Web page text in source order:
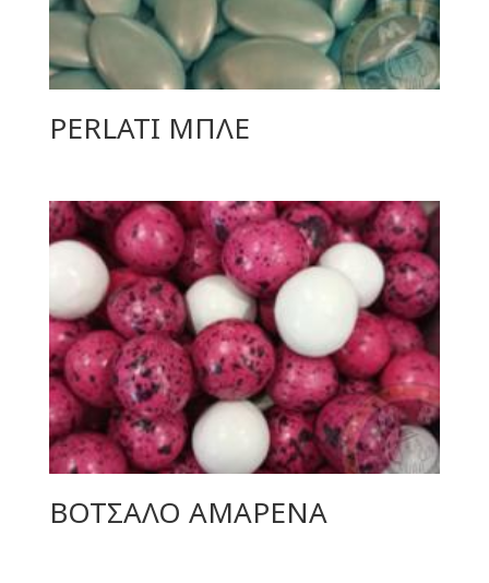
PERLATI ΜΠΛΕ
ΒΟΤΣΑΛΟ ΑΜΑΡΕΝΑ